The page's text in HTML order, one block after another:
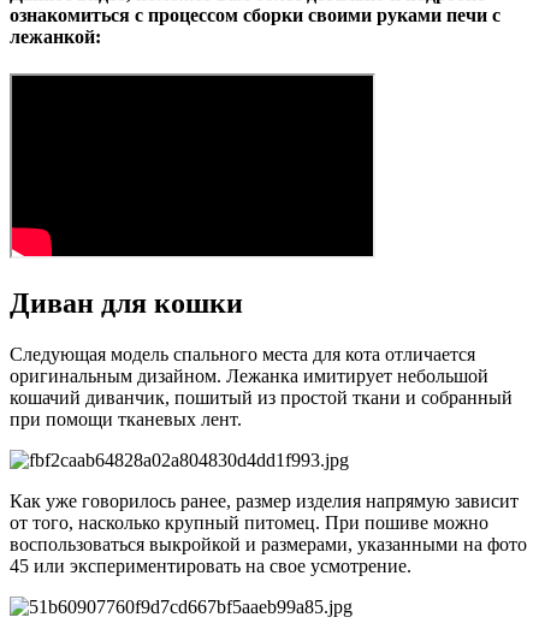
ознакомиться с процессом сборки своими руками печи с
лежанкой:
Диван для кошки
Следующая модель спального места для кота отличается
оригинальным дизайном. Лежанка имитирует небольшой
кошачий диванчик, пошитый из простой ткани и собранный
при помощи тканевых лент.
Как уже говорилось ранее, размер изделия напрямую зависит
от того, насколько крупный питомец. При пошиве можно
воспользоваться выкройкой и размерами, указанными на фото
45 или экспериментировать на свое усмотрение.